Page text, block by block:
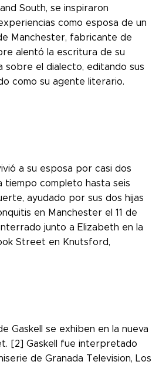
South, se inspiraron
como esposa de un
Manchester, fabricante de
alentó la escritura de su
sobre el dialecto, editando sus
como su agente literario.
a su esposa por casi dos
tiempo completo hasta seis
ayudado por sus dos hijas
en Manchester el 11 de
junto a Elizabeth en la
Street en Knutsford,
Gaskell se exhiben en la nueva
[2] Gaskell fue interpretado
de Granada Television, Los